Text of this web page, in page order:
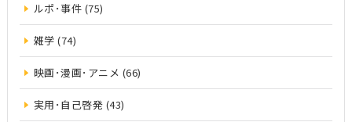
ルポ･事件 (75)
雑学 (74)
映画･漫画･アニメ (66)
実用･自己啓発 (43)